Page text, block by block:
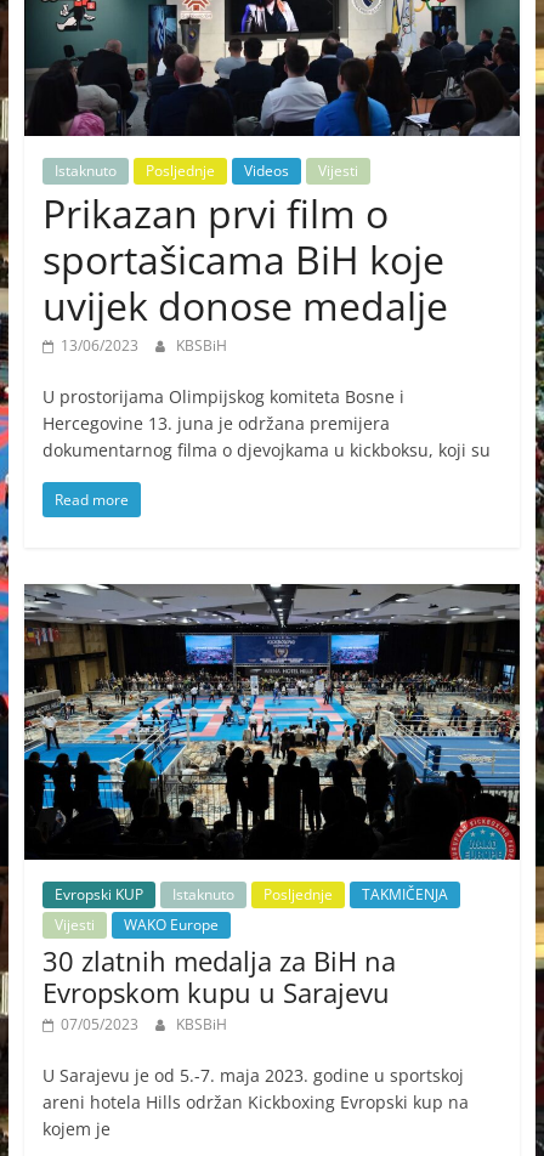
Istaknuto Posljednje Videos Vijesti
Prikazan prvi film o
sportašicama BiH koje
uvijek donose medalje
13/06/2023 KBSBiH
U prostorijama Olimpijskog komiteta Bosne i
Hercegovine 13. juna je održana premijera
dokumentarnog filma o djevojkama u kickboksu, koji su
Read more
Evropski KUP Istaknuto Posljednje
TAKMIČENJA
Vijesti
WAKO Europe
30 zlatnih medalja za BiH na
Evropskom kupu u Sarajevu
07/05/2023 KBSBiH
U Sarajevu je od 5.-7. maja 2023. godine u sportskoj
areni hotela Hills održan Kickboxing Evropski kup na
kojem je